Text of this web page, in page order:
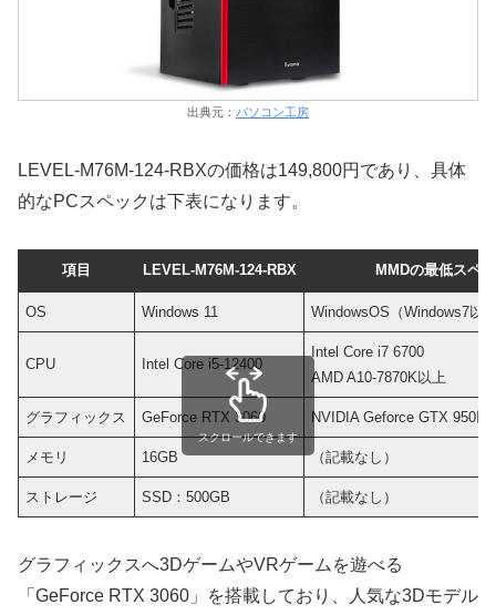
出典元： パソコン工房
LEVEL-M76M-124-RBXの価格は149,800円であり、具体
的なPCスペックは下表になります。
項目 LEVEL-M76M-124-RBX MMDの最低スペ
OS Windows 11 WindowsOS（Windows7以
CPU Intel Core i5-12400
Intel Core i7 6700
AMD A10-7870K以上
グラフィックス GeForce RTX 3060 NVIDIA Geforce GTX 950以
メモリ 16GB （記載なし）
ストレージ SSD：500GB （記載なし）
スクロールできます
グラフィックスへ3DゲームやVRゲームを遊べる
「GeForce RTX 3060」を搭載しており、人気な3Dモデル